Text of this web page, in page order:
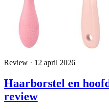
Review · 12 april 2026
Haarborstel en
review